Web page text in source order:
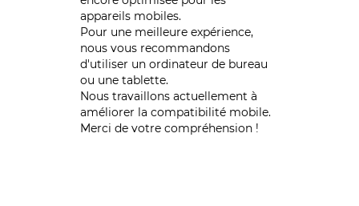
appareils mobiles.
Pour une meilleure expérience,
nous vous recommandons
d'utiliser un ordinateur de bureau
ou une tablette.
Nous travaillons actuellement à
améliorer la compatibilité mobile.
Merci de votre compréhension !